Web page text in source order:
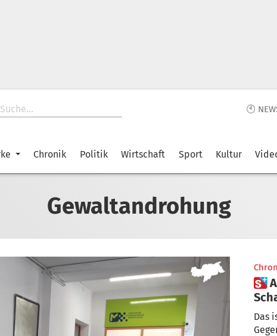
🕙
Chronik Politik Wirtschaft Sport Kultur
Gewaltandrohung
 Aggressive Männer am
Das